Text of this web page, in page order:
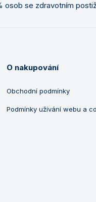
osob se zdravotním
O nakupování
Obchodní podmínky
Podmínky užívání webu a